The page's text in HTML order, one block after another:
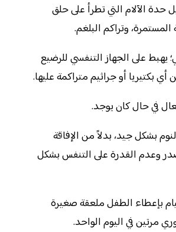
الآلام التي تطرأ على حلق
وتراكم البلغم.
يهبط على الجهاز التنفسي للرضيع
بكتيريا أو جراثيم متراكمة عليها.
في حال كان يوجد.
بشكل جيد، بدلاً من الإفاقة
وعدم القدرة على التنفس بشكل
بإعطاء الطفل ملعقة صغيرة
مرتين في اليوم الواحد.